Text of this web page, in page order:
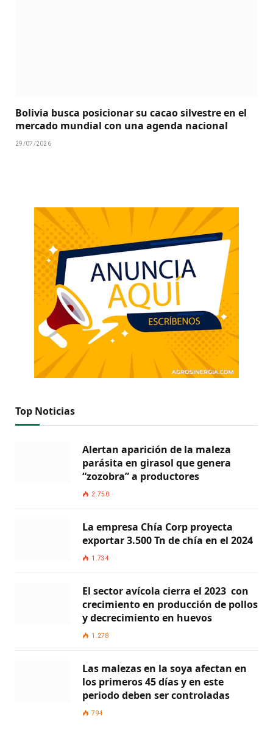
Bolivia busca posicionar su cacao silvestre en el
mercado mundial con una agenda nacional
29/07/2026
Top Noticias
Alertan aparición de la maleza
parásita en girasol que genera
“zozobra” a productores
2.750
La empresa Chía Corp proyecta
exportar 3.500 Tn de chía en el 2024
1.734
El sector avícola cierra el 2023 con
crecimiento en producción de pollos
y decrecimiento en huevos
1.278
Las malezas en la soya afectan en
los primeros 45 días y en este
periodo deben ser controladas
794